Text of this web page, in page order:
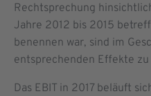
Rechtsprechung
Jahre 2012 bis 2015
benennen war, sind im
entsprechenden Effekte
Das EBIT in 2017 beläuft